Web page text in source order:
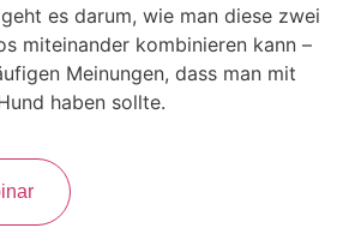
es darum, wie man diese zwei
miteinander kombinieren kann –
Meinungen, dass man mit
haben sollte.